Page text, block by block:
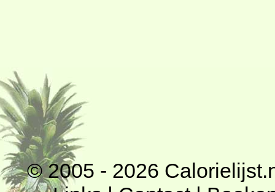
© 2005 - 2026